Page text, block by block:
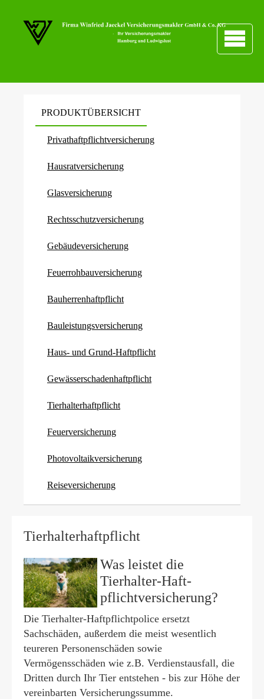
PRODUKTÜBERSICHT
Privathaftpflichtversicherung
Haus­rat­ver­si­che­rung
Glasversicherung
Rechts­schutz­ver­si­che­rung
Ge­bäude­ver­si­che­rung
Feuerrohbauversicherung
Bau­herren­haft­pflicht
Bauleistungsversicherung
Haus- und Grund-Haft­pflicht
Gewässerschadenhaftpflicht
Tierhalterhaftpflicht
Feuerversicherung
Photo­voltaik­ver­si­che­rung
Reiseversicherung
Tierhalterhaftpflicht
Was leistet die
Tierhalter-Haft­
pflichtversicherung?
Die Tierhalter-Haft­pflichtpolice ersetzt
Sachschäden, außerdem die meist wesentlich
teureren Per­sonenschäden sowie
Vermögensschäden wie z.B. Verdienstausfall, die
Dritten durch Ihr Tier entstehen - bis zur Höhe der
vereinbarten Versicherungssumme.